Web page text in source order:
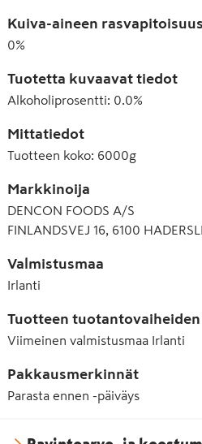
Kuiva-aineen rasvapitoisuus
0%
Tuotetta kuvaavat tiedot
Alkoholiprosentti: 0.0%
Mittatiedot
Tuotteen koko: 6000g
Markkinoija
DENCON FOODS A/S
FINLANDSVEJ 16, 6100
Valmistusmaa
Irlanti
Tuotteen
Viimeinen valmistusmaa Irlanti
Pakkausmerkinnät
Parasta ennen -päiväys